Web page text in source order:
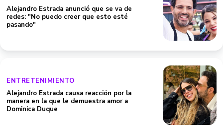
Alejandro Estrada anunció que se va de
redes: "No puedo creer que esto esté
pasando"
ENTRETENIMIENTO
Alejandro Estrada causa reacción por la
manera en la que le demuestra amor a
Dominica Duque